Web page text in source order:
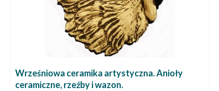
Wrześniowa ceramika artystyczna. Anioły
ceramiczne, rzeźby i wazon.